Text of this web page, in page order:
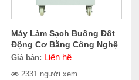
Máy Làm Sạch Buồng Đốt
Động Cơ Bằng Công Nghệ
Oxyhydrogen Kawasami
Giá bán: Liên hệ
2331 người xem